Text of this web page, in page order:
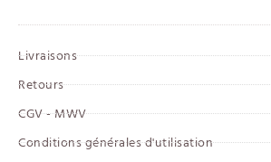
Livraisons
Retours
CGV - MWV
Conditions générales d'utilisation